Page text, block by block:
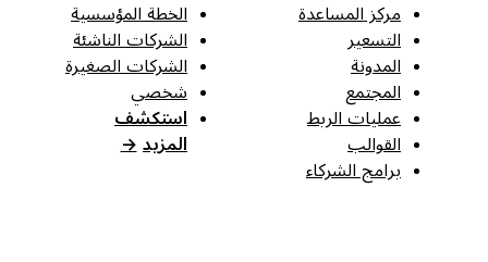
مركز المساعدة
التسعير
المدونة
المجتمع
عمليات الربط
القوالب
برامج الشركاء
الخطة المؤسسية
الشركات الناشئة
الشركات الصغيرة
شخصي
استكشف
المزيد →